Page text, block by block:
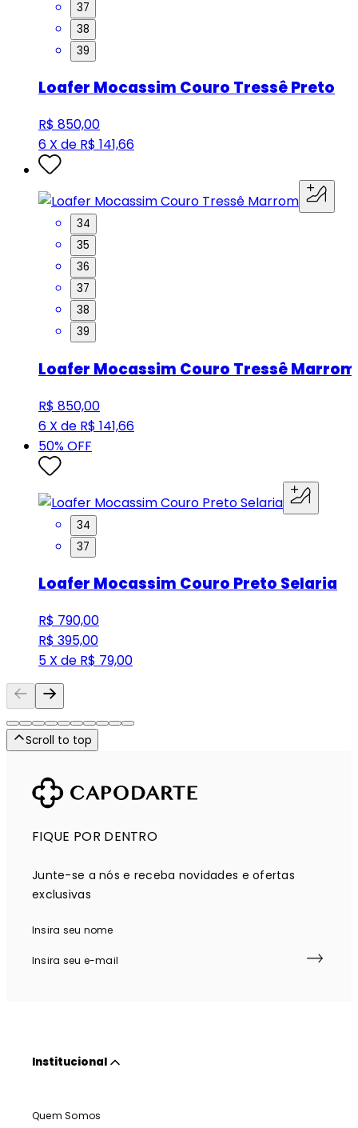
37
38
39
Loafer Mocassim Couro Tressê Preto
R$ 850,00
6 X de R$ 141,66
34
35
36
37
38
39
Loafer Mocassim Couro Tressê Marrom
R$ 850,00
6 X de R$ 141,66
50% OFF
34
37
Loafer Mocassim Couro Preto Selaria
R$ 790,00
R$ 395,00
5 X de R$ 79,00
Scroll to top
FIQUE POR DENTRO
Junte-se a nós e receba novidades e ofertas
exclusivas
Institucional
Quem Somos